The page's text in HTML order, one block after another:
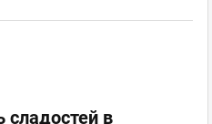
сладостей в